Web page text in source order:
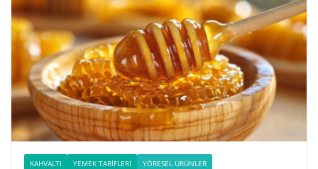
KAHVALTI YEMEK TARIFLERI YÖRESEL ÜRÜNLER